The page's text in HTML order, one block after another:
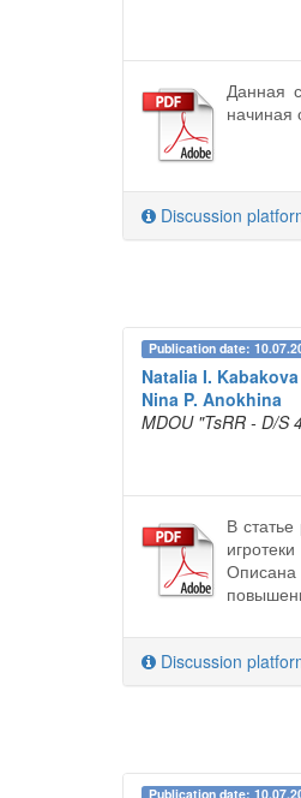
Данная
начиная
Discussion
Publication date:
Natalia I. Kabakova
Nina P. Anokhina
MDOU "TsRR - D/S
В
Описана
Discussion
Publication date: